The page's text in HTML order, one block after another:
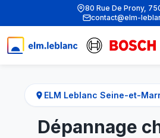
80 Rue De Prony,
contact@elm-
ELM Leblanc Seine-et-
Dépannage